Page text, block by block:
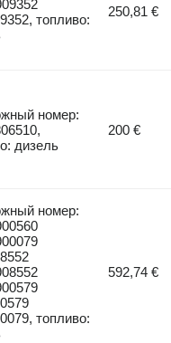
топливо:
250,81 €
номер:
дизель
200 €
номер:
топливо:
592,74 €